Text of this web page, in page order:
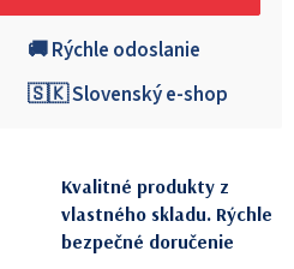
🚚 Rýchle odoslanie
🇸🇰 Slovenský e-shop
Kvalitné produkty z
vlastného skladu. Rýchle
bezpečné doručenie